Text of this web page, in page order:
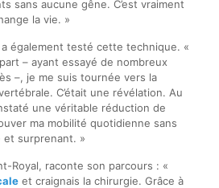
sans aucune gêne. C’est vraiment
la vie. »
également testé cette technique. «
– ayant essayé de nombreux
–, je me suis tournée vers la
C’était une révélation. Au
une véritable réduction de
ma mobilité quotidienne sans
et surprenant. »
Royal, raconte son parcours : «
et craignais la chirurgie. Grâce à